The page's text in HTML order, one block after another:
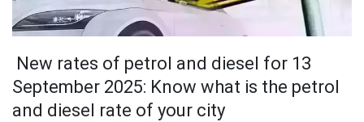
New rates of petrol and diesel for 13
September 2025: Know what is the petrol
and diesel rate of your city